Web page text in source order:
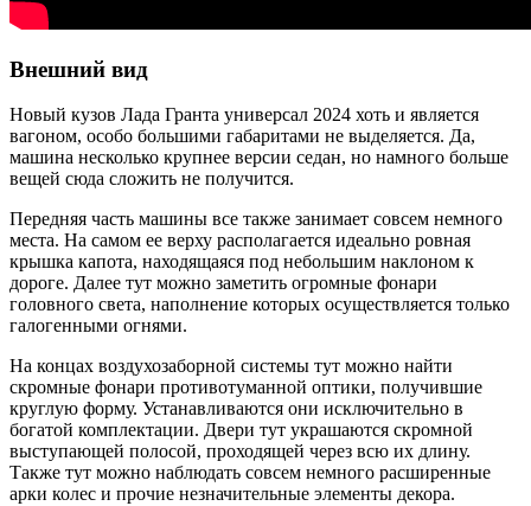
Внешний вид
Новый кузов Лада Гранта универсал 2024 хоть и является
вагоном, особо большими габаритами не выделяется. Да,
машина несколько крупнее версии седан, но намного больше
вещей сюда сложить не получится.
Передняя часть машины все также занимает совсем немного
места. На самом ее верху располагается идеально ровная
крышка капота, находящаяся под небольшим наклоном к
дороге. Далее тут можно заметить огромные фонари
головного света, наполнение которых осуществляется только
галогенными огнями.
На концах воздухозаборной системы тут можно найти
скромные фонари противотуманной оптики, получившие
круглую форму. Устанавливаются они исключительно в
богатой комплектации. Двери тут украшаются скромной
выступающей полосой, проходящей через всю их длину.
Также тут можно наблюдать совсем немного расширенные
арки колес и прочие незначительные элементы декора.